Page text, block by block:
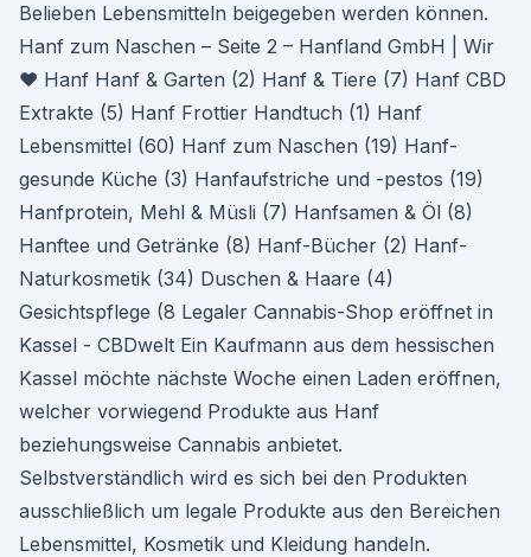
Belieben Lebensmitteln beigegeben werden können.
Hanf zum Naschen – Seite 2 – Hanfland GmbH | Wir
♥ Hanf Hanf & Garten (2) Hanf & Tiere (7) Hanf CBD
Extrakte (5) Hanf Frottier Handtuch (1) Hanf
Lebensmittel (60) Hanf zum Naschen (19) Hanf-
gesunde Küche (3) Hanfaufstriche und -pestos (19)
Hanfprotein, Mehl & Müsli (7) Hanfsamen & Öl (8)
Hanftee und Getränke (8) Hanf-Bücher (2) Hanf-
Naturkosmetik (34) Duschen & Haare (4)
Gesichtspflege (8 Legaler Cannabis-Shop eröffnet in
Kassel - CBDwelt Ein Kaufmann aus dem hessischen
Kassel möchte nächste Woche einen Laden eröffnen,
welcher vorwiegend Produkte aus Hanf
beziehungsweise Cannabis anbietet.
Selbstverständlich wird es sich bei den Produkten
ausschließlich um legale Produkte aus den Bereichen
Lebensmittel, Kosmetik und Kleidung handeln.